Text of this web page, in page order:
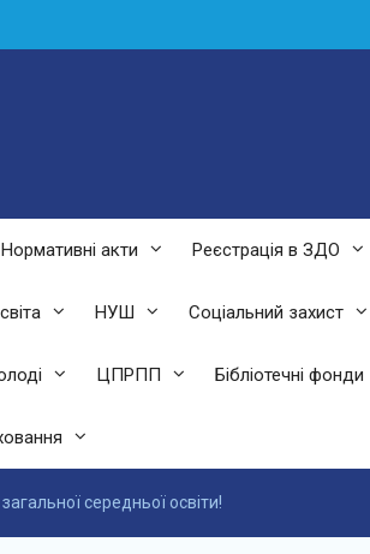
Нормативні акти Реєстрація в ЗДО
НУШ Соціальний захист
ЦПРПП Бібліотечні фонди
середньої освіти!